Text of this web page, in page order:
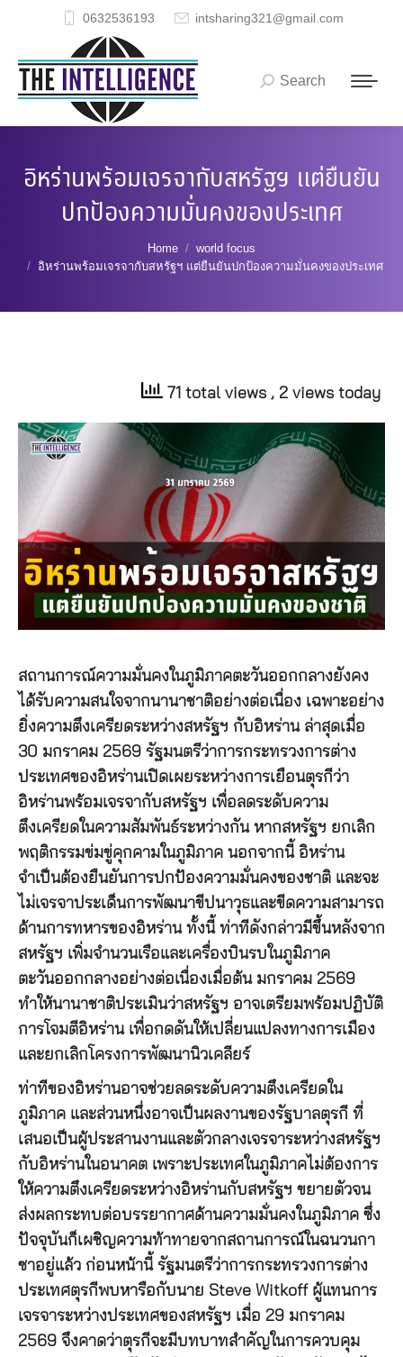
0632536193 intsharing321@gmail.com
Search:
Search
อิหร่านพร้อมเจรจากับสหรัฐฯ แต่ยืนยัน
ปกป้องความมั่นคงของประเทศ
Home
world focus
อิหร่านพร้อมเจรจากับสหรัฐฯ แต่ยืนยันปกป้องความมั่นคงของประเทศ
71 total views , 2 views today
สถานการณ์ความมั่นคงในภูมิภาคตะวันออกกลางยังคง
ได้รับความสนใจจากนานาชาติอย่างต่อเนื่อง เฉพาะอย่าง
ยิ่งความตึงเครียดระหว่างสหรัฐฯ กับอิหร่าน ล่าสุดเมื่อ
30 มกราคม 2569 รัฐมนตรีว่าการกระทรวงการต่าง
ประเทศของอิหร่านเปิดเผยระหว่างการเยือนตุรกีว่า
อิหร่านพร้อมเจรจากับสหรัฐฯ เพื่อลดระดับความ
ตึงเครียดในความสัมพันธ์ระหว่างกัน หากสหรัฐฯ ยกเลิก
พฤติกรรมข่มขู่คุกคามในภูมิภาค นอกจากนี้ อิหร่าน
จำเป็นต้องยืนยันการปกป้องความมั่นคงของชาติ และจะ
ไม่เจรจาประเด็นการพัฒนาขีปนาวุธและขีดความสามารถ
ด้านการทหารของอิหร่าน ทั้งนี้ ท่าทีดังกล่าวมีขึ้นหลังจาก
สหรัฐฯ เพิ่มจำนวนเรือและเครื่องบินรบในภูมิภาค
ตะวันออกกลางอย่างต่อเนื่องเมื่อต้น มกราคม 2569
ทำให้นานาชาติประเมินว่าสหรัฐฯ อาจเตรียมพร้อมปฏิบัติ
การโจมตีอิหร่าน เพื่อกดดันให้เปลี่ยนแปลงทางการเมือง
และยกเลิกโครงการพัฒนานิวเคลียร์
ท่าทีของอิหร่านอาจช่วยลดระดับความตึงเครียดใน
ภูมิภาค และส่วนหนึ่งอาจเป็นผลงานของรัฐบาลตุรกี ที่
เสนอเป็นผู้ประสานงานและตัวกลางเจรจาระหว่างสหรัฐฯ
กับอิหร่านในอนาคต เพราะประเทศในภูมิภาคไม่ต้องการ
ให้ความตึงเครียดระหว่างอิหร่านกับสหรัฐฯ ขยายตัวจน
ส่งผลกระทบต่อบรรยากาศด้านความมั่นคงในภูมิภาค ซึ่ง
ปัจจุบันก็เผชิญความท้าทายจากสถานการณ์ในฉนวนกา
ซาอยู่แล้ว ก่อนหน้านี้ รัฐมนตรีว่าการกระทรวงการต่าง
ประเทศตุรกีพบหารือกับนาย Steve Witkoff ผู้แทนการ
เจรจาระหว่างประเทศของสหรัฐฯ เมื่อ 29 มกราคม
2569 จึงคาดว่าตุรกีจะมีบทบาทสำคัญในการควบคุม